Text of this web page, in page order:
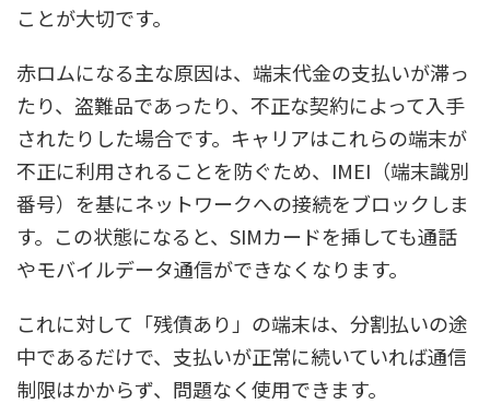
ことが大切です。
赤ロムになる主な原因は、端末代金の支払いが滞っ
たり、盗難品であったり、不正な契約によって入手
されたりした場合です。キャリアはこれらの端末が
不正に利用されることを防ぐため、IMEI（端末識別
番号）を基にネットワークへの接続をブロックしま
す。この状態になると、SIMカードを挿しても通話
やモバイルデータ通信ができなくなります。
これに対して「残債あり」の端末は、分割払いの途
中であるだけで、支払いが正常に続いていれば通信
制限はかからず、問題なく使用できます。